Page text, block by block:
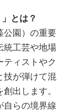
とは？
公園）の重要
統工芸や地場
ティストやク
技が弾けて混
出します。
自らの境界線